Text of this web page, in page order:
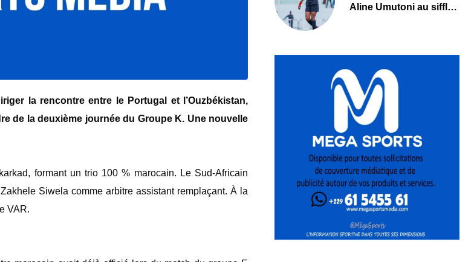
la rencontre entre le Portugal et l’Ouzbékistan,
de la deuxième journée du Groupe K. Une nouvelle
formant un trio 100 % marocain. Le Sud-Africain
Siwela comme arbitre assistant remplaçant. À la
VAR.
Aline Umutoni au sifflet